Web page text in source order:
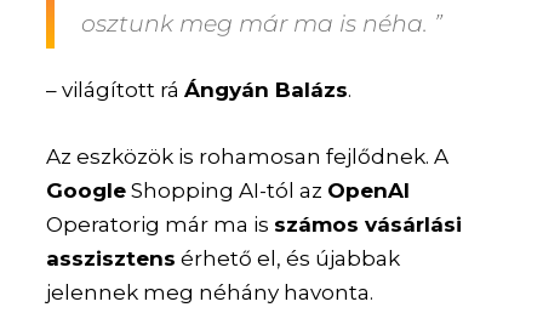
osztunk meg már ma is néha. ”
– világított ráÁngyán Balázs.
Az eszközök is rohamosan fejlődnek. A
Google Shopping AI-tól az OpenAI
Operatorig már ma is számos vásárlási
asszisztens érhető el, és újabbak
jelennek meg néhány havonta.